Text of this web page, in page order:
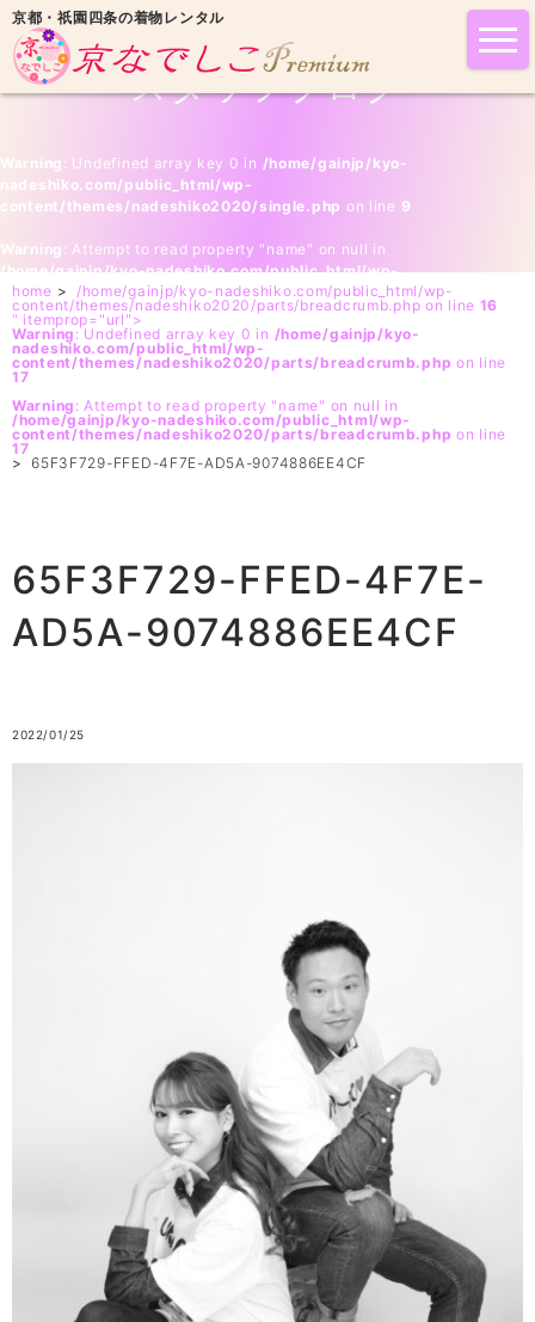
京都・祇園四条の着物レンタル
スタッフブログ
Warning : Undefined array key 0 in /home/gainjp/kyo-
nadeshiko.com/public_html/wp-
content/themes/nadeshiko2020/single.php on line 9
Warning : Attempt to read property "name" on null in
/home/gainjp/kyo-nadeshiko.com/public_html/wp-
content/themes/nadeshiko2020/single.phpon line9
home > /home/gainjp/kyo-nadeshiko.com/public_html/wp-
content/themes/nadeshiko2020/parts/breadcrumb.php on line 16
" itemprop="url">
Warning : Undefined array key 0 in /home/gainjp/kyo-
nadeshiko.com/public_html/wp-
content/themes/nadeshiko2020/parts/breadcrumb.php on line
17
Warning : Attempt to read property "name" on null in
/home/gainjp/kyo-nadeshiko.com/public_html/wp-
content/themes/nadeshiko2020/parts/breadcrumb.php on line
17
>65F3F729-FFED-4F7E-AD5A-9074886EE4CF
65F3F729-FFED-4F7E-
AD5A-9074886EE4CF
2022/01/25